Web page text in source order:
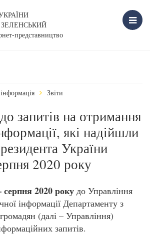
представництво
Звіти
запитів на отримання
які надійшли
України
2020 року
серпня 2020 року до Управління
інформації Департаменту з
(далі – Управління)
запитів.